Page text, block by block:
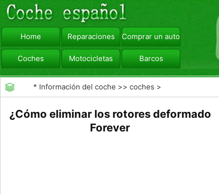
Home Reparaciones Comprar un automóvil
Coches Motocicletas Barcos
viajar Camiones
* Información del coche >>coches >
¿Cómo eliminar los rotores deformado
Forever